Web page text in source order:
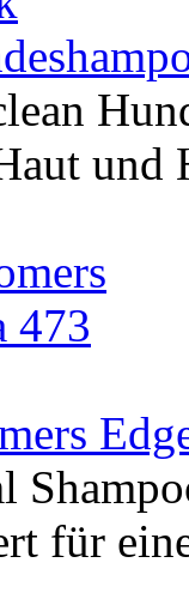
und
für